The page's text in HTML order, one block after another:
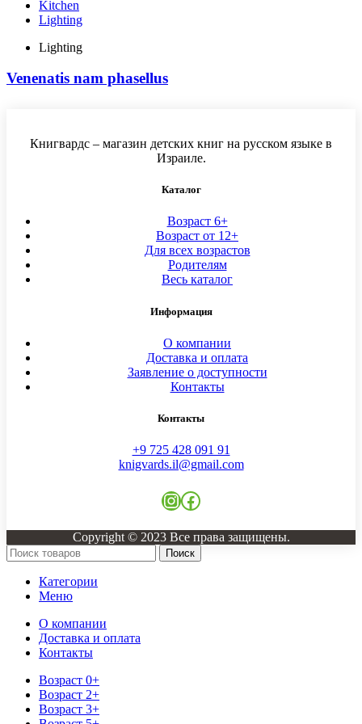
Kitchen
Lighting
Lighting
Venenatis nam phasellus
Книгвардс – магазин детских книг на русском языке в
Израиле.
Каталог
Возраст 6+
Возраст от 12+
Для всех возрастов
Родителям
Весь каталог
Информация
О компании
Доставка и оплата
Заявление о доступности
Контакты
Контакты
+9 725 428 091 91
knigvards.il@gmail.com
Instagram
Facebook
Copyright © 2023 Все права защищены.
Поиск
Категории
Меню
О компании
Доставка и оплата
Контакты
Возраст 0+
Возраст 2+
Возраст 3+